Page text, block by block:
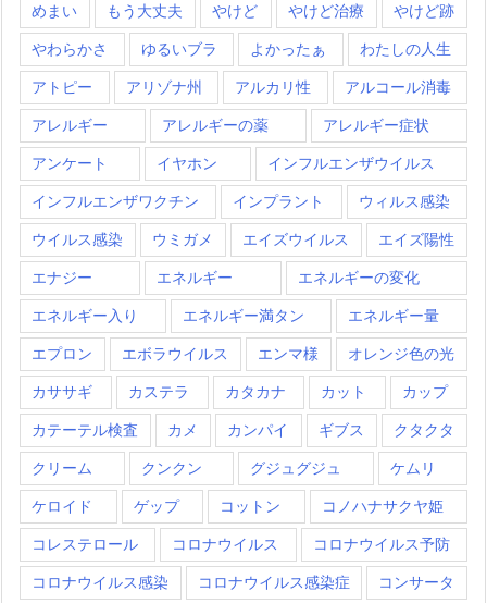
めまい もう大丈夫 やけど やけど治療 やけど跡
やわらかさ ゆるいブラ よかったぁ わたしの人生
アトピー アリゾナ州 アルカリ性 アルコール消毒
アレルギー アレルギーの薬 アレルギー症状
アンケート イヤホン インフルエンザウイルス
インフルエンザワクチン インプラント ウィルス感染
ウイルス感染 ウミガメ エイズウイルス エイズ陽性
エナジー エネルギー エネルギーの変化
エネルギー入り エネルギー満タン エネルギー量
エプロン エボラウイルス エンマ様 オレンジ色の光
カササギ カステラ カタカナ カット カップ
カテーテル検査 カメ カンパイ ギブス クタクタ
クリーム クンクン グジュグジュ ケムリ
ケロイド ゲップ コットン コノハナサクヤ姫
コレステロール コロナウイルス コロナウイルス予防
コロナウイルス感染 コロナウイルス感染症 コンサータ